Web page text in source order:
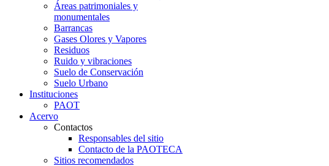
Áreas patrimoniales y
monumentales
Barrancas
Gases Olores y Vapores
Residuos
Ruido y vibraciones
Suelo de Conservación
Suelo Urbano
Instituciones
PAOT
Acervo
Contactos
Responsables del sitio
Contacto de la PAOTECA
Sitios recomendados